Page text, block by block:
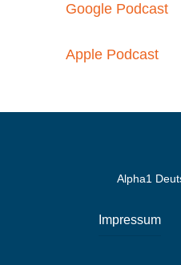
Google Podcast
Apple Podcast
Alpha1
Impressum